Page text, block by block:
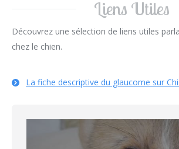
Liens Utiles
Découvrez une sélection de liens utiles
chez le chien.
La fiche descriptive du glaucome sur